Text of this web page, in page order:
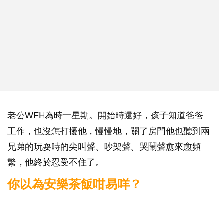
老公WFH為時一星期。開始時還好，孩子知道爸爸
工作，也沒怎打擾他，慢慢地，關了房門他也聽到兩
兄弟的玩耍時的尖叫聲、吵架聲、哭鬧聲愈來愈頻
繁，他終於忍受不住了。
你以為安樂茶飯咁易咩？